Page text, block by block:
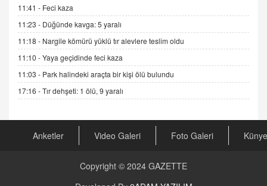
GÖNÜL MENEKŞE
Şifacının Yolu
04.11.2025 12:56
AV. RÜMEYSA ÖZKALE
Kira Uyuşmazlıklarında Dava Açmadan Önce
Arabulucuya Başvuru Şartı
CAN UĞURATEŞ
Değişen yapısıyla Suriye
11:41 - Feci kaza
11:23 - Düğünde kavga: 5 yaralı
11:18 - Nargile kömürü yüklü tır alevlere teslim oldu
11:10 -Yaya geçidinde feci kaza
11:03 - Park halindeki araçta bir kişi ölü bulundu
17:16 -Tır dehşeti: 1 ölü, 9 yaralı
Anketler Video Galeri Foto Galeri Künye
Copyright © 2024 GAZETTE